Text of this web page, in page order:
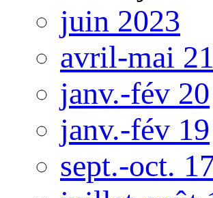
juin 2023
avril-mai 21
janv.-fév 20
janv.-fév 19
sept.-oct.